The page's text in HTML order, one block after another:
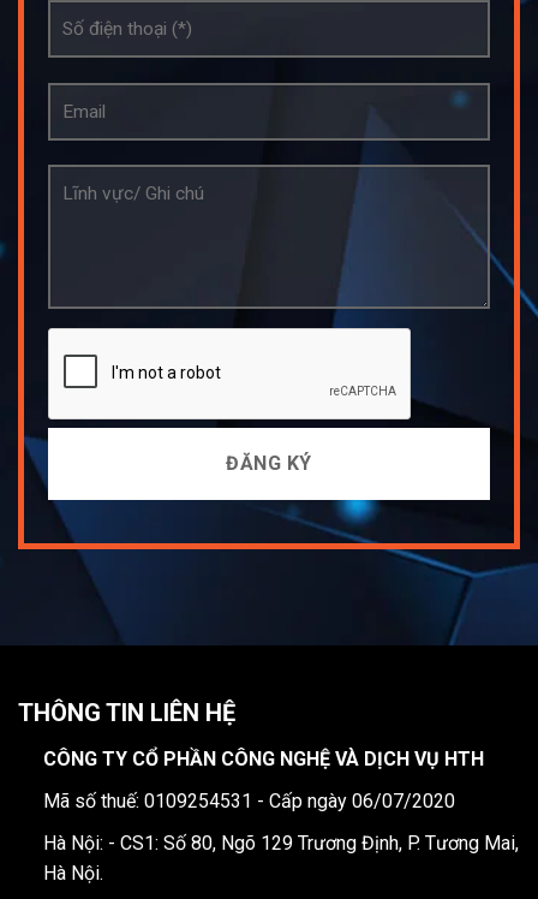
THÔNG TIN LIÊN HỆ
CÔNG TY CỔ PHẦN CÔNG NGHỆ VÀ DỊCH VỤ HTH
Mã số thuế: 0109254531 - Cấp ngày 06/07/2020
Hà Nội: - CS1: Số 80, Ngõ 129 Trương Định, P. Tương Mai,
Hà Nội.